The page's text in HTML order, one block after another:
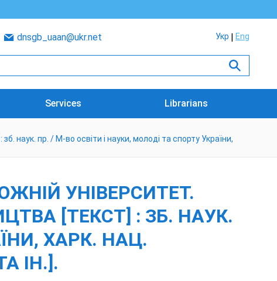
dnsgb_uaan@ukr.net Укр Eng
Services Librarians
наук. пр. / М-во освіти і науки, молоді та спорту України,
УНІВЕРСИТЕТ.
[ТЕКСТ] : ЗБ. НАУК.
ХАРК. НАЦ.
ІН.].